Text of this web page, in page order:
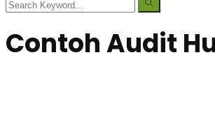
Contoh Audit